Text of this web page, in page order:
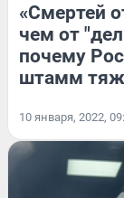
«Смертей
чем от
почему
штамм
10 января, 2022,